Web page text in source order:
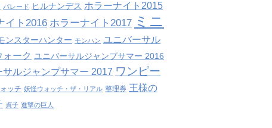
パレード ヒルナンデス ホラーナイト2015
イト2016 ホラーナイト2017 ミニ
ンスターハンター モンハン ユニバーサル
ォーク ユニバーサルジャンプサマー 2016
サルジャンプサマー 2017 ワンピー
ッチ 妖怪ウォッチ・ザ・リアル 整理券 王様の
貞子 進撃の巨人